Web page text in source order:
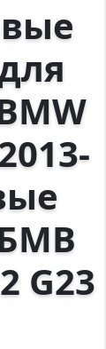
G23